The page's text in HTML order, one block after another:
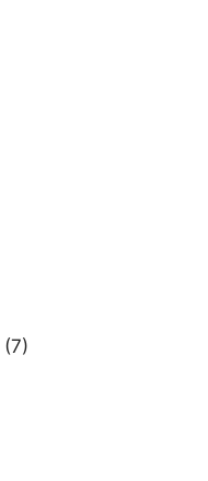
(7)